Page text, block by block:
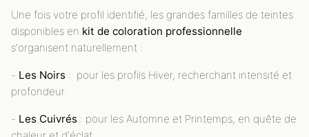
Une fois votre profil identifié, les grandes familles de teintes
disponibles en kit de coloration professionnelle
s'organisent naturellement :
- Les Noirs : pour les profils Hiver, recherchant intensité et
profondeur
- Les Cuivrés : pour les Automne et Printemps, en quête de